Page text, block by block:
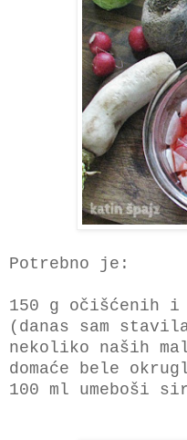
Potrebno je:
150 g očišćenih i
(danas sam
nekoliko naših
domaće bele
100 ml umeboši